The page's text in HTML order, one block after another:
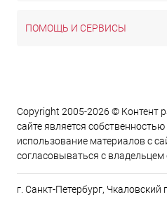
ПОМОЩЬ И СЕРВИСЫ
Copyright 2005-2026 © Контент
сайте является
использование материалов с
согласовываться с владельцем
г. Санкт-Петербург, Чкаловский